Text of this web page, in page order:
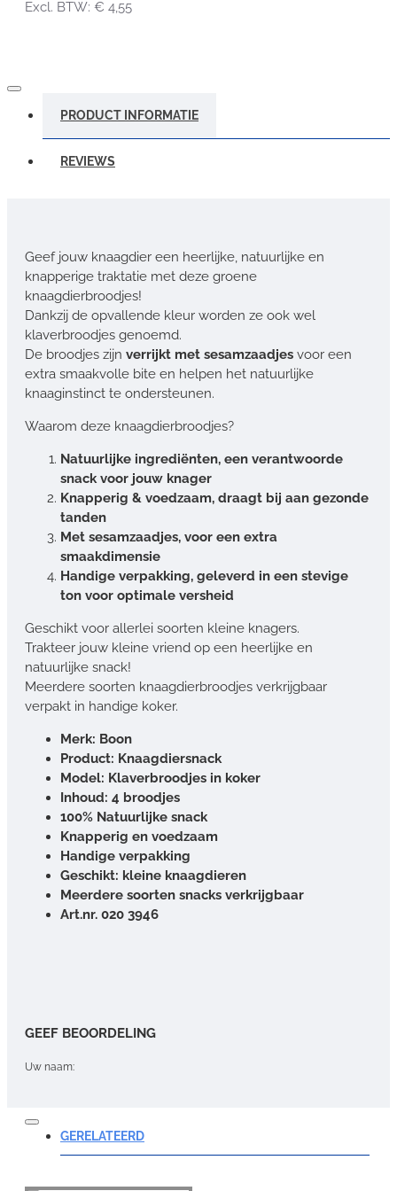
Excl. BTW: € 4,55
PRODUCT INFORMATIE
REVIEWS
Geef jouw knaagdier een heerlijke, natuurlijke en
knapperige traktatie met deze groene
knaagdierbroodjes!
Dankzij de opvallende kleur worden ze ook wel
klaverbroodjes genoemd.
De broodjes zijn verrijkt met sesamzaadjes voor een
extra smaakvolle bite en helpen het natuurlijke
knaaginstinct te ondersteunen.
Waarom deze knaagdierbroodjes?
Natuurlijke ingrediënten, een verantwoorde
snack voor jouw knager
Knapperig & voedzaam, draagt bij aan gezonde
tanden
Met sesamzaadjes, voor een extra
smaakdimensie
Handige verpakking, geleverd in een stevige
ton voor optimale versheid
Geschikt voor allerlei soorten kleine knagers.
Trakteer jouw kleine vriend op een heerlijke en
natuurlijke snack!
Meerdere soorten knaagdierbroodjes verkrijgbaar
verpakt in handige koker.
Merk: Boon
Product: Knaagdiersnack
Model: Klaverbroodjes in koker
Inhoud: 4 broodjes
100% Natuurlijke snack
Knapperig en voedzaam
Handige verpakking
Geschikt: kleine knaagdieren
Meerdere soorten snacks verkrijgbaar
Art.nr. 020 3946
GEEF BEOORDELING
Uw naam:
Opmerking:
GERELATEERD